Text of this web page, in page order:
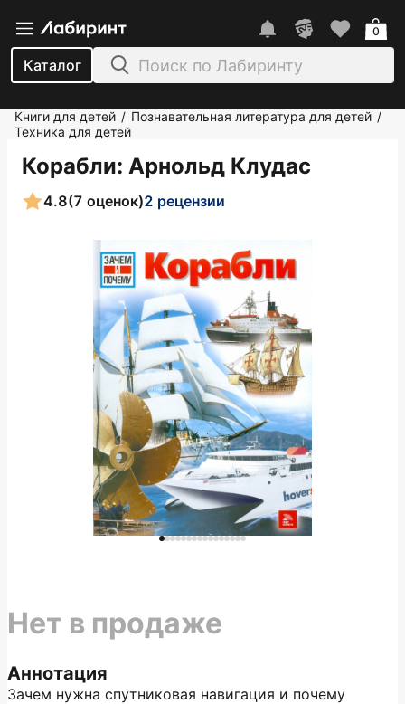
Каталог
0
Книги для детей / Познавательная литература для детей /
Техника для детей
Корабли: Арнольд Клудас
4.8(7 оценок)2 рецензии
Аннотация
Зачем нужна спутниковая навигация и почему
Нет в продаже